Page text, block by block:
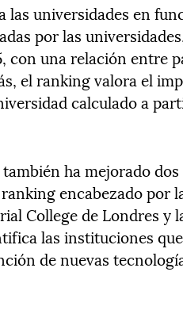
las universidades en
por las
con una relación entre
el ranking valora el
calculado a
ha mejorado
encabezado por
College de Londres y
las instituciones
de nuevas